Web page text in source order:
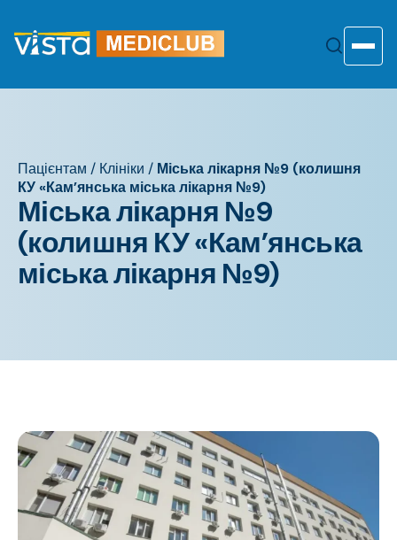
змісту
Пацієнтам / Клініки / Міська лікарня №9 (колишня
КУ «Кам’янська міська лікарня №9)
Міська лікарня №9
(колишня КУ «Кам’янська
міська лікарня №9)